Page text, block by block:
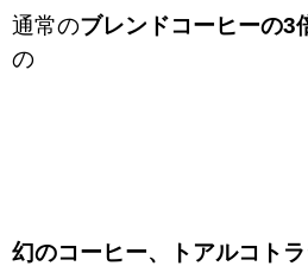
通常のブレンドコーヒーの3
の
幻のコーヒー、トアルコトラ